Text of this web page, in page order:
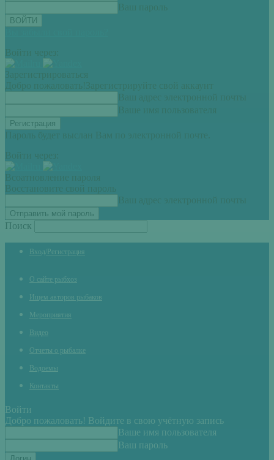
Ваш пароль
Войти через:
Зарегистрироваться
Добро пожаловать! Зарегистрируйте свой аккаунт
Ваш адрес электронной почты
Ваше имя пользователя
Пароль будет выслан Вам по электронной почте.
Войти через:
Всоатновление пароля
Восстановите свой пароль
Ваш адрес электронной почты
Поиск
Вход/Регистрация
О сайте рыбхоз
Ищем авторов рыбаков
Мероприятия
Видео
Отчеты о рыбалке
Водоемы
Контакты
Войти
Добро пожаловать! Войдите в свою учётную запись
Ваше имя пользователя
Ваш пароль